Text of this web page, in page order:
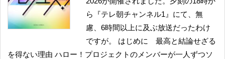
ら『テレ朝チャンネル1』にて、無
慮、6時間以上に及ぶ放送だったわけ
ですが。 はじめに 最高と結論せざる
を得ない理由 ハロー！プロジェクトのメンバーが一人ずつソ